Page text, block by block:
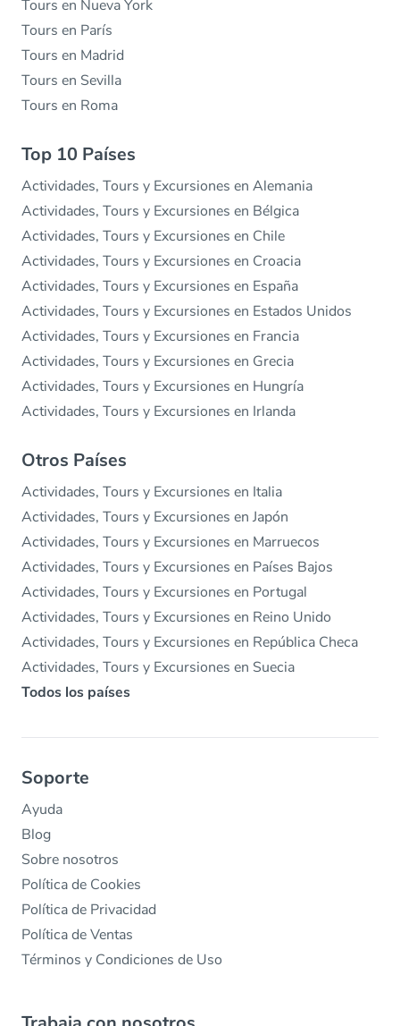
Tours en Nueva York
Tours en París
Tours en Madrid
Tours en Sevilla
Tours en Roma
Top 10 Países
Actividades, Tours y Excursiones en Alemania
Actividades, Tours y Excursiones en Bélgica
Actividades, Tours y Excursiones en Chile
Actividades, Tours y Excursiones en Croacia
Actividades, Tours y Excursiones en España
Actividades, Tours y Excursiones en Estados Unidos
Actividades, Tours y Excursiones en Francia
Actividades, Tours y Excursiones en Grecia
Actividades, Tours y Excursiones en Hungría
Actividades, Tours y Excursiones en Irlanda
Otros Países
Actividades, Tours y Excursiones en Italia
Actividades, Tours y Excursiones en Japón
Actividades, Tours y Excursiones en Marruecos
Actividades, Tours y Excursiones en Países Bajos
Actividades, Tours y Excursiones en Portugal
Actividades, Tours y Excursiones en Reino Unido
Actividades, Tours y Excursiones en República Checa
Actividades, Tours y Excursiones en Suecia
Todos los países
Soporte
Ayuda
Blog
Sobre nosotros
Política de Cookies
Política de Privacidad
Política de Ventas
Términos y Condiciones de Uso